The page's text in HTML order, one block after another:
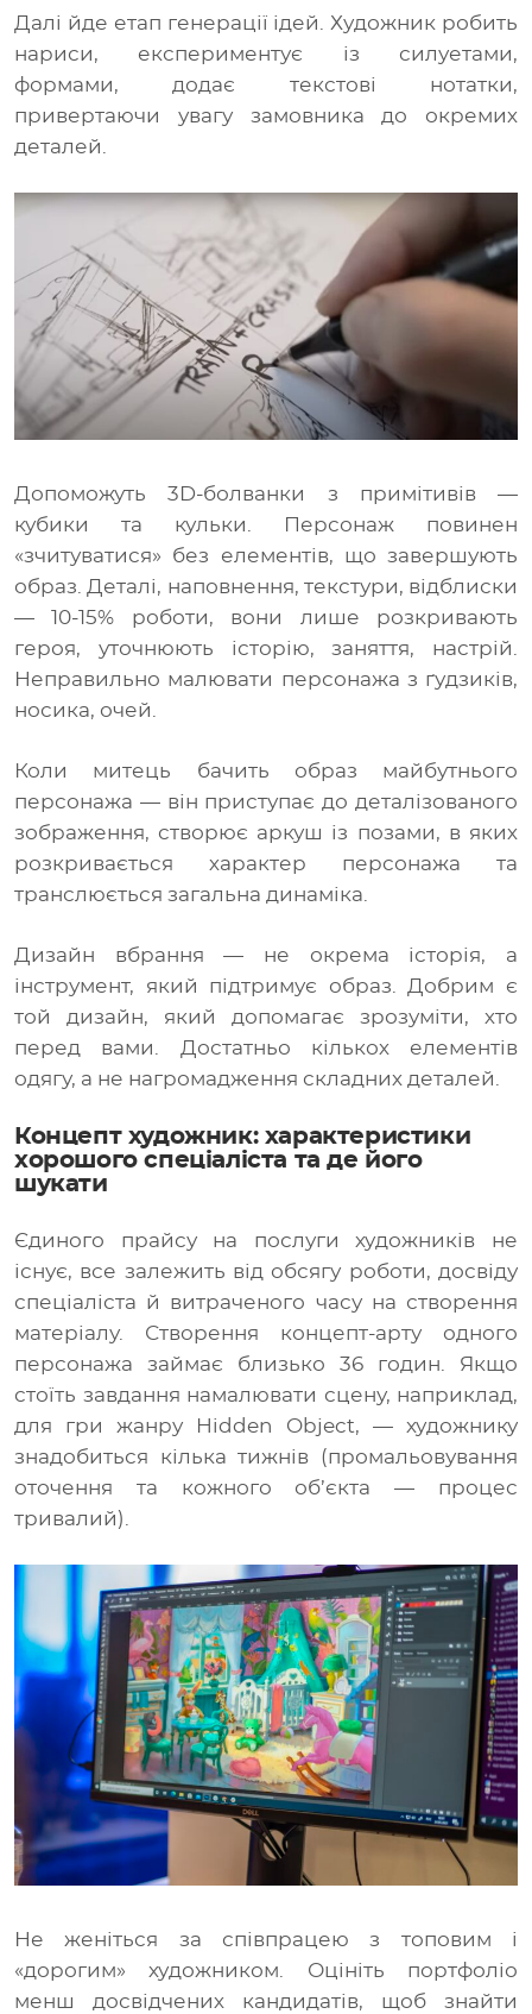
Далі йде етап генерації ідей. Художник робить
нариси, експериментує із силуетами,
формами, додає текстові нотатки,
привертаючи увагу замовника до окремих
деталей.
Допоможуть 3D-болванки з примітивів —
кубики та кульки. Персонаж повинен
«зчитуватися» без елементів, що завершують
образ. Деталі, наповнення, текстури, відблиски
— 10-15% роботи, вони лише розкривають
героя, уточнюють історію, заняття, настрій.
Неправильно малювати персонажа з ґудзиків,
носика, очей.
Коли митець бачить образ майбутнього
персонажа — він приступає до деталізованого
зображення, створює аркуш із позами, в яких
розкривається характер персонажа та
транслюється загальна динаміка.
Дизайн вбрання — не окрема історія, а
інструмент, який підтримує образ. Добрим є
той дизайн, який допомагає зрозуміти, хто
перед вами. Достатньо кількох елементів
одягу, а не нагромадження складних деталей.
Концепт художник: характеристики
хорошого спеціаліста та де його
шукати
Єдиного прайсу на послуги художників не
існує, все залежить від обсягу роботи, досвіду
спеціаліста й витраченого часу на створення
матеріалу. Створення концепт-арту одного
персонажа займає близько 36 годин. Якщо
стоїть завдання намалювати сцену, наприклад,
для гри жанру Hidden Object, — художнику
знадобиться кілька тижнів (промальовування
оточення та кожного об’єкта — процес
тривалий).
Не женіться за співпрацею з топовим і
«дорогим» художником. Оцініть портфоліо
менш досвідчених кандидатів, щоб знайти